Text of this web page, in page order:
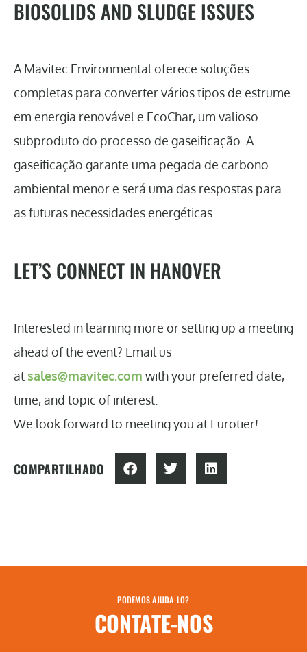
BIOSOLIDS AND SLUDGE ISSUES
A Mavitec Environmental oferece soluções
completas para converter vários tipos de estrume
em energia renovável e EcoChar, um valioso
subproduto do processo de gaseificação. A
gaseificação garante uma pegada de carbono
ambiental menor e será uma das respostas para
as futuras necessidades energéticas.
LET’S CONNECT IN HANOVER
Interested in learning more or setting up a meeting
ahead of the event? Email us
at sales@mavitec.com with your preferred date,
time, and topic of interest.
We look forward to meeting you at Eurotier!
COMPARTILHADO
PODEMOS AJUDA-LO?
CONTATE-NOS